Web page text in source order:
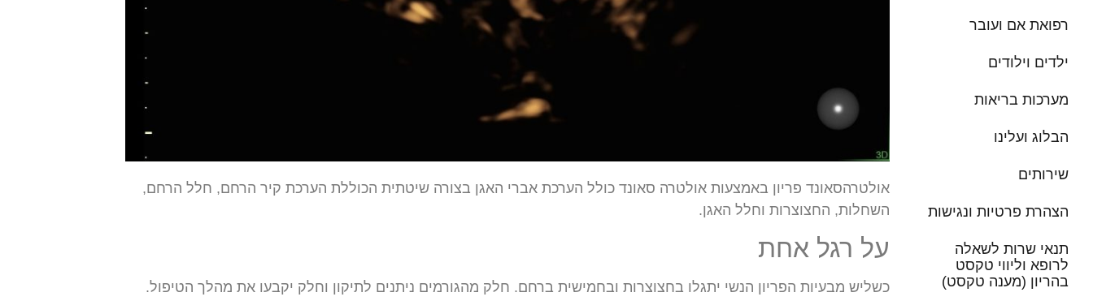
רפואת אם ועובר
ילדים וילודים
מערכות בריאות
הבלוג ועלינו
שירותים
הצהרת פרטיות ונגישות
תנאי שרות לשאלה
לרופא וליווי טקסט
בהריון (מענה טקסט)
אולטרהסאונד פריון באמצעות אולטרה סאונד כולל הערכת אברי האגן בצורה שיטתית הכוללת הערכת קיר הרחם, חלל הרחם,
השחלות, החצוצרות וחלל האגן.
על רגל אחת
כשליש מבעיות הפריון הנשי יתגלו בחצוצרות ובחמישית ברחם. חלק מהגורמים ניתנים לתיקון וחלק יקבעו את מהלך הטיפול.